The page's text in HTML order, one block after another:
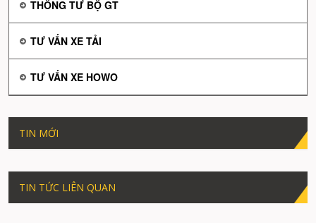
THÔNG TƯ BỘ GT
TƯ VẤN XE TẢI
TƯ VẤN XE HOWO
TIN MỚI
TIN TỨC LIÊN QUAN